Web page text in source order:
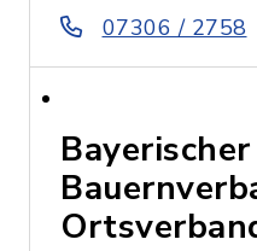
07306 / 2758
Bayerischer